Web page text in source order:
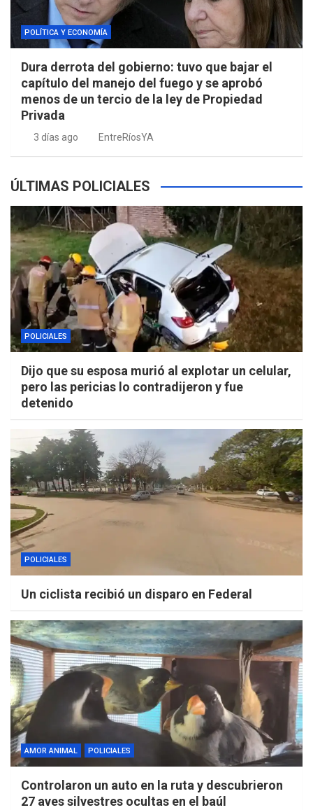
POLÍTICA Y ECONOMÍA
Dura derrota del gobierno: tuvo que bajar el
capítulo del manejo del fuego y se aprobó
menos de un tercio de la ley de Propiedad
Privada
3 días ago EntreRíosYA
ÚLTIMAS POLICIALES
POLICIALES
Dijo que su esposa murió al explotar un celular,
pero las pericias lo contradijeron y fue
detenido
POLICIALES
Un ciclista recibió un disparo en Federal
AMOR ANIMAL POLICIALES
Controlaron un auto en la ruta y descubrieron
27 aves silvestres ocultas en el baúl